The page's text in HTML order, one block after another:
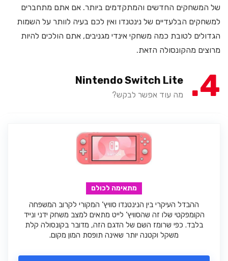
של המשחקים החדשים והמתקדמים ביותר. אם אתם מתחברים
למשחקים הבלעדיים של נינטנדו ואין לכם בעיה לוותר על השמות
הגדולים לטובת כמה משחקי אינדי מגניבים, אתם הולכים להיות
מרוצים מהקונסולה הזאת.
4
Nintendo Switch Lite
מה עוד אפשר לבקש?
מתאימה לכולם
ההבדל העיקרי בין הנינטנדו סוויץ’ המקורי לקרוב המשפחה
הקומפקטי שלו זה שהסוויץ’ לייט מתאים למצב משחק ידני ונייד
בלבד. כפי שרומז השם של הדגם הזה, מדובר בקונסולה קלת
משקל וקטנה יותר שאינה תופסת המון מקום.